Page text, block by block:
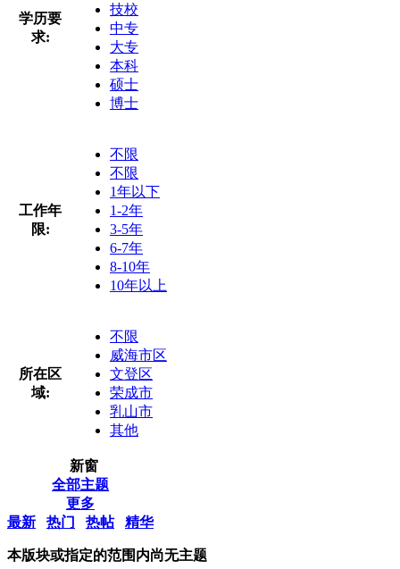
学历要
求:
技校
中专
大专
本科
硕士
博士
工作年
限:
不限
不限
1年以下
1-2年
3-5年
6-7年
8-10年
10年以上
所在区
域:
不限
威海市区
文登区
荣成市
乳山市
其他
新窗
全部主题
更多
最新
热门 热帖 精华
本版块或指定的范围内尚无主题